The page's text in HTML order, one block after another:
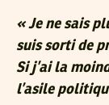
« Je ne sais
suis sorti de
Si j’ai la
l’asile